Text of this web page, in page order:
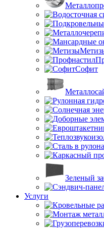
Софит
Зеленый
Услуги